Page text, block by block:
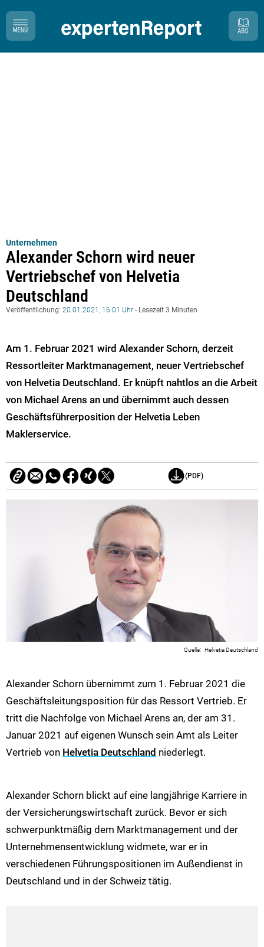
Unternehmen
Alexander Schorn wird neuer
Vertriebschef von Helvetia
Deutschland
Veröffentlichung: 20.01.2021, 16:01 Uhr - Lesezeit 3 Minuten
Am 1. Februar 2021 wird Alexander Schorn, derzeit
Ressortleiter Marktmanagement, neuer Vertriebschef
von Helvetia Deutschland. Er knüpft nahtlos an die Arbeit
von Michael Arens an und übernimmt auch dessen
Geschäftsführerposition der Helvetia Leben
Maklerservice.
(PDF)
Helvetia Deutschland
Alexander Schorn übernimmt zum 1. Februar 2021 die
Geschäftsleitungsposition für das Ressort Vertrieb. Er
tritt die Nachfolge von Michael Arens an, der am 31.
Januar 2021 auf eigenen Wunsch sein Amt als Leiter
Vertrieb von Helvetia Deutschland niederlegt.
Alexander Schorn blickt auf eine langjährige Karriere in
der Versicherungswirtschaft zurück. Bevor er sich
schwerpunktmäßig dem Marktmanagement und der
Unternehmensentwicklung widmete, war er in
verschiedenen Führungspositionen im Außendienst in
Deutschland und in der Schweiz tätig.